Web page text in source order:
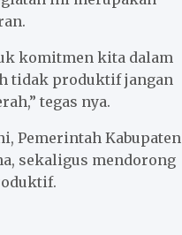
komitmen kita dalam
tidak produktif jangan
tegas nya.
Pemerintah Kabupaten
sekaligus mendorong